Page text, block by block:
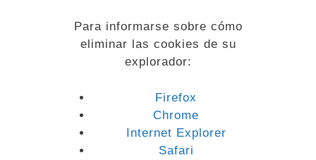
Para informarse sobre cómo
eliminar las cookies de su
explorador:
Firefox
Chrome
Internet Explorer
Safari